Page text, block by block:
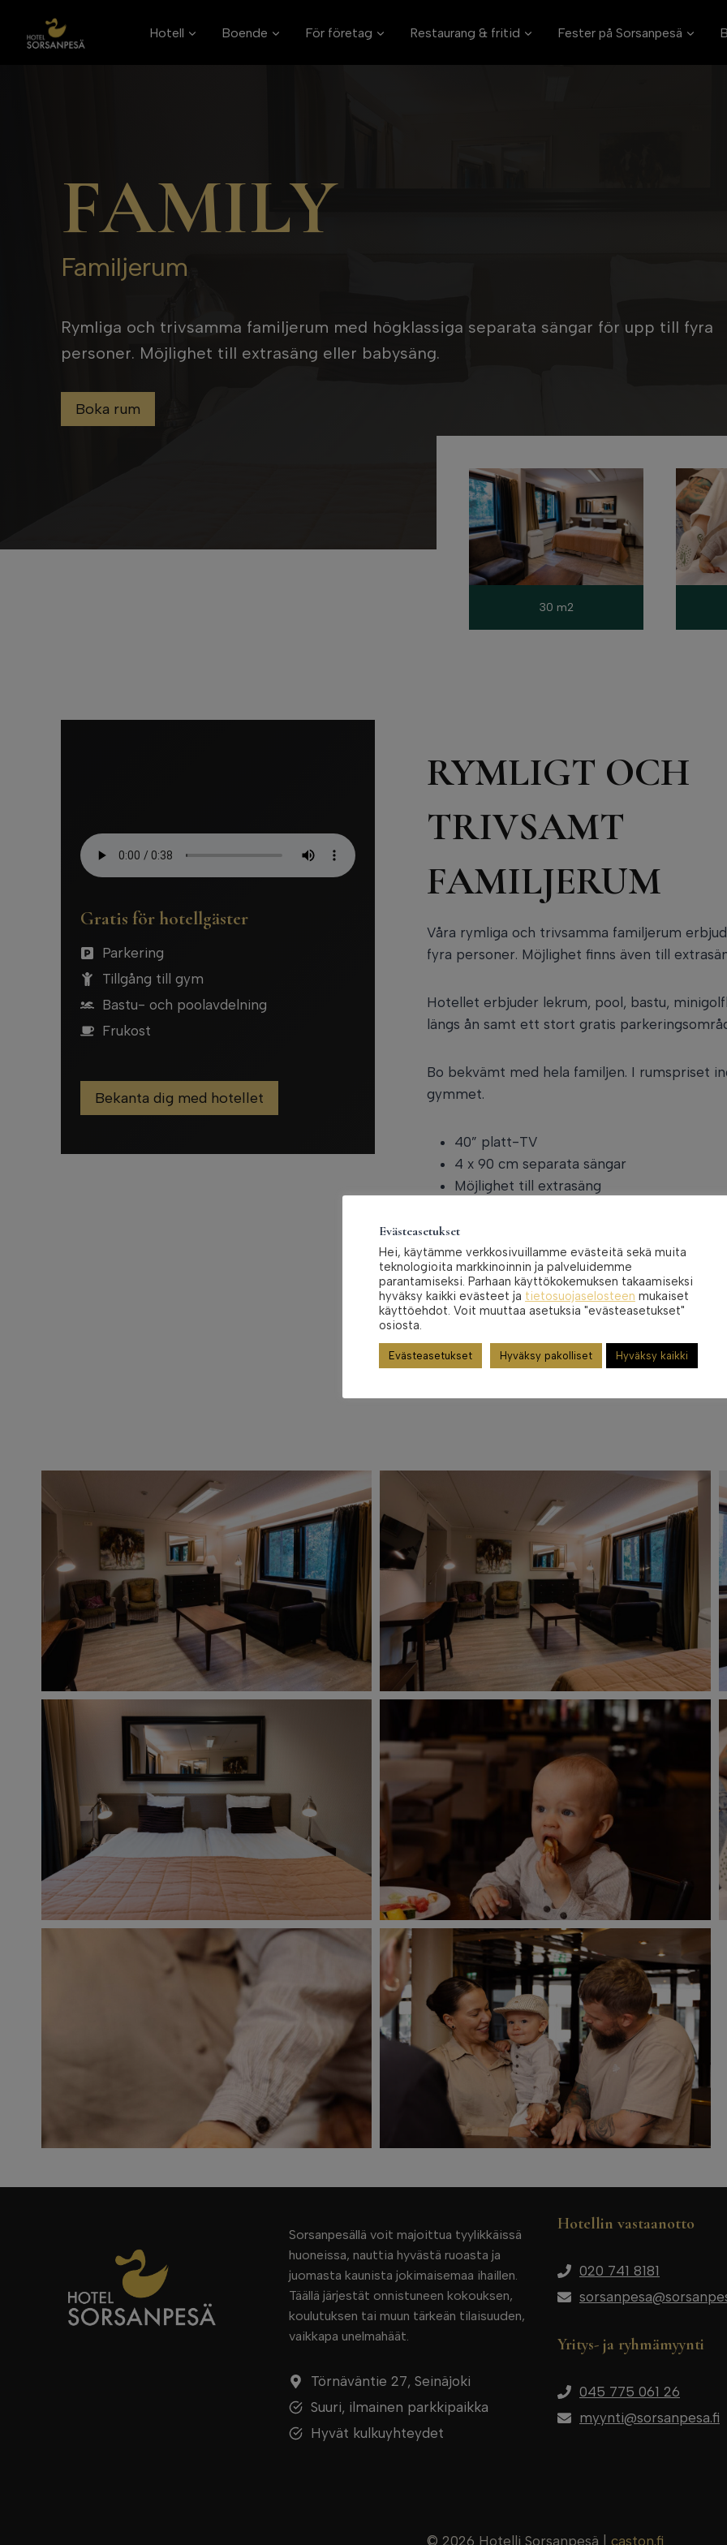
content
Hotell Boende För företag Restaurang & fritid Fester på Sorsanpesä
FAMILY
Familjerum
Rymliga och trivsamma familjerum med högklassiga separata sängar för upp till fyra
personer. Möjlighet till extrasäng eller babysäng.
Boka rum
30 m2
Gratis för hotellgäster
Parkering
Tillgång till gym
Bastu- och poolavdelning
Frukost
Bekanta dig med hotellet
RYMLIGT OCH
TRIVSAMT
FAMILJERUM
Våra rymliga och trivsamma familjerum
fyra personer. Möjlighet finns även till
Hotellet erbjuder lekrum, pool, bastu,
längs ån samt ett stort gratis
Bo bekvämt med hela familjen. I rumspriset
gymmet.
40” platt-TV
4 x 90 cm separata sängar
Möjlighet till extrasäng
Arbetsbord
Pentry med kylskåp, vattenkokare,
Hårtork
Strykmöjlighet
Boka rum
Sorsanpesällä voit majoittua tyylikkäissä
huoneissa, nauttia hyvästä ruoasta ja
juomasta kaunista jokimaisemaa ihaillen.
Täällä järjestät onnistuneen kokouksen,
koulutuksen tai muun tärkeän tilaisuuden,
vaikkapa unelmahäät.
Törnäväntie 27, Seinäjoki
Suuri, ilmainen parkkipaikka
Hyvät kulkuyhteydet
Hotellin vastaanotto
020 741 8181
Yritys- ja ryhmämyynti
045 775 061 26
myynti@sorsanpesa.fi
© 2026 Hotelli Sorsanpesä | caston.fi
Evästeasetukset
Hei, käytämme verkkosivuillamme evästeitä sekä muita
teknologioita markkinoinnin ja palveluidemme
parantamiseksi. Parhaan käyttökokemuksen takaamiseksi
hyväksy kaikki evästeet ja tietosuojaselosteen mukaiset
käyttöehdot. Voit muuttaa asetuksia "evästeasetukset"
osiosta.
Evästeasetukset Hyväksy pakolliset Hyväksy kaikki